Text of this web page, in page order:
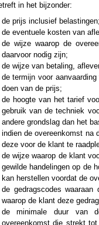
in het bijzonder:
de prijs inclusief belastingen;
de eventuele kosten van
de wijze waarop de
daarvoor nodig zijn;
de wijze van betaling,
de termijn voor
doen van de prijs;
de hoogte van het tarief
gebruik van de techniek
andere grondslag dan het
indien de overeenkomst na
deze voor de klant te
de wijze waarop de klant
gewilde handelingen op de
kan herstellen voordat de
de gedragscodes
waarop de klant deze
de minimale duur van
overeenkomst die strekt